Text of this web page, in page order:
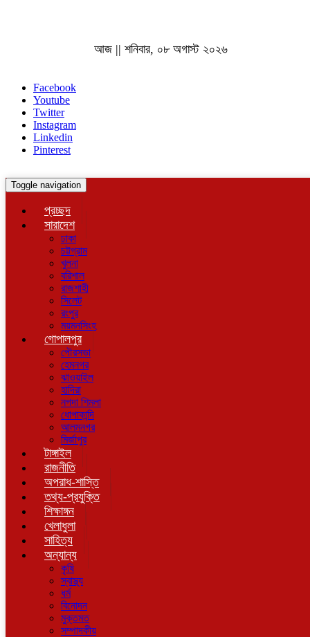
আজ || শনিবার, ০৮ অগাস্ট ২০২৬
Facebook
Youtube
Twitter
Instagram
Linkedin
Pinterest
Toggle navigation
প্রচ্ছদ
সারাদেশ
ঢাকা
চট্টগ্রাম
খুলনা
বরিশাল
রাজশাহী
সিলেট
রংপুর
ময়মনসিংহ
গোপালপুর
পৌরসভা
হেমনগর
ঝাওয়াইল
হাদিরা
নগদা শিমলা
ধোপাকান্দি
আলমনগর
মির্জাপুর
টাঙ্গাইল
রাজনীতি
অপরাধ-শাস্তি
তথ্য-প্রযুক্তি
শিক্ষাঙ্গন
খেলাধুলা
সাহিত্য
অন্যান্য
কৃষি
স্বাস্থ্য
ধর্ম
বিনোদন
মুক্তমত
সম্পাদকীয়